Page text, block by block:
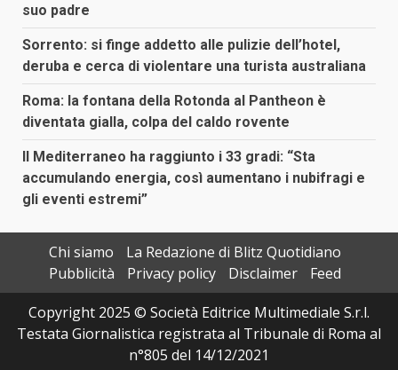
suo padre
Sorrento: si finge addetto alle pulizie dell’hotel,
deruba e cerca di violentare una turista australiana
Roma: la fontana della Rotonda al Pantheon è
diventata gialla, colpa del caldo rovente
Il Mediterraneo ha raggiunto i 33 gradi: “Sta
accumulando energia, così aumentano i nubifragi e
gli eventi estremi”
Chi siamo
La Redazione di Blitz Quotidiano
Pubblicità
Privacy policy Disclaimer
Feed
Copyright 2025 © Società Editrice Multimediale S.r.l.
Testata Giornalistica registrata al Tribunale di Roma al
n°805 del 14/12/2021